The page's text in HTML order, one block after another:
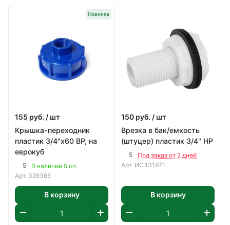
Новинка
155 руб. / шт
Крышка-переходник
пластик 3/4"х60 ВР, на
еврокуб
5
В наличии 5 шт.
Арт. 326366
В корзину
150 руб. / шт
Врезка в бак/емкость
(штуцер) пластик 3/4" НР
5
Под заказ от 2 дней
Арт. ИС.131971
В корзину